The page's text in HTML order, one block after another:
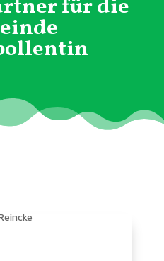
für die